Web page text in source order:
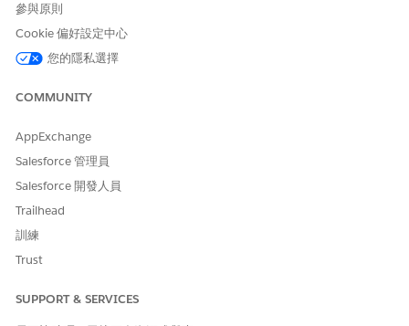
看見所有計算的欄位,代表您的標記群組。在我們的範例中,您可以看
見名為Department
s。
參與原則
Cookie 偏好設定中心
您的隱私選擇
COMMUNITY
AppExchange
Salesforce 管理員
Salesforce 開發人員
Trailhead
訓練
Trust
SUPPORT & SERVICES